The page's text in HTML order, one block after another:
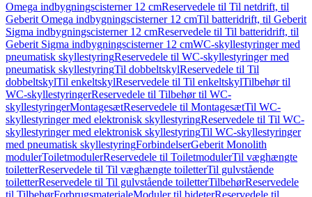
Omega indbygningscisterner 12 cmReservedele til Til netdrift, til
Geberit Omega indbygningscisterner 12 cmTil batteridrift, til Geberit
Sigma indbygningscisterner 12 cmReservedele til Til batteridrift, til
Geberit Sigma indbygningscisterner 12 cmWC-skyllestyringer med
pneumatisk skyllestyringReservedele til WC-skyllestyringer med
pneumatisk skyllestyringTil dobbeltskylReservedele til Til
dobbeltskylTil enkeltskylReservedele til Til enkeltskylTilbehør til
WC-skyllestyringerReservedele til Tilbehør til WC-
skyllestyringerMontagesætReservedele til MontagesætTil WC-
skyllestyringer med elektronisk skyllestyringReservedele til Til WC-
skyllestyringer med elektronisk skyllestyringTil WC-skyllestyringer
med pneumatisk skyllestyringForbindelserGeberit Monolith
modulerToiletmodulerReservedele til ToiletmodulerTil væghængte
toiletterReservedele til Til væghængte toiletterTil gulvstående
toiletterReservedele til Til gulvstående toiletterTilbehørReservedele
til TilbehørForbrugsmaterialeModuler til bideterReservedele til